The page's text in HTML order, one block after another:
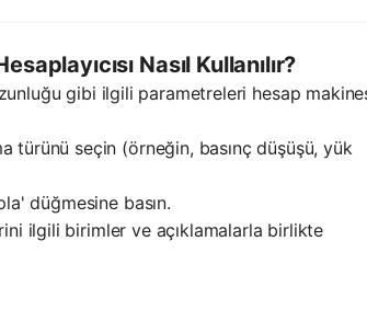
Nasıl Kullanılır?
gibi ilgili parametreleri hesap
türünü seçin (örneğin, basınç düşüşü, yük
düğmesine basın.
ilgili birimler ve açıklamalarla birlikte